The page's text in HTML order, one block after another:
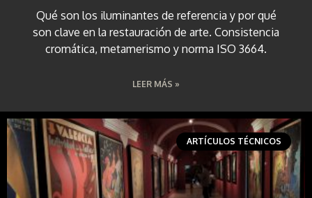
Qué son los iluminantes de referencia y por qué
son clave en la restauración de arte. Consistencia
cromática, metamerismo y norma ISO 3664.
LEER MÁS »
ARTÍCULOS TÉCNICOS